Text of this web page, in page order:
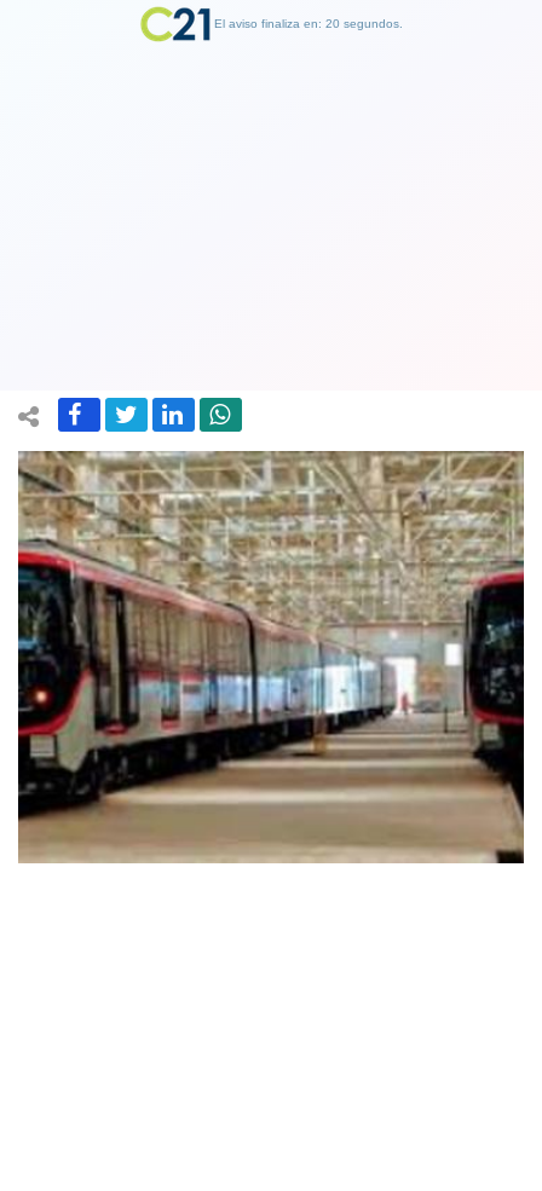
El aviso finaliza en: 19 segundos.